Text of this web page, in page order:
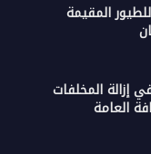
المقيمة
إزالة المخلفات
العامة